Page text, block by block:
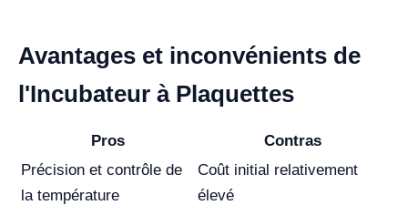
Avantages et inconvénients de
l'Incubateur à Plaquettes
Pros
Contras
Précision et contrôle de
la température
Coût initial relativement
élevé